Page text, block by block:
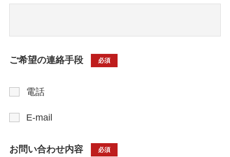
ご希望の連絡手段 必須
電話
E-mail
お問い合わせ内容 必須